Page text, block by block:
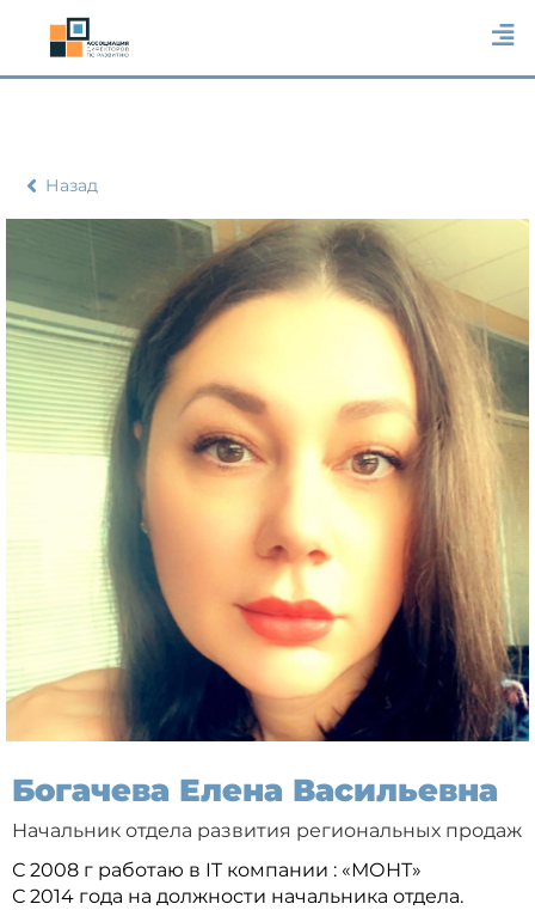
Назад
Богачева Елена Васильевна
Начальник отдела развития региональных продаж
С 2008 г работаю в IT компании : «МОНТ»
С 2014 года на должности начальника отдела.